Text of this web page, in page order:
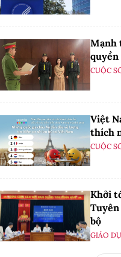
Mạnh
CUỘC
Việt
thích
CUỘC
Khởi
bộ
GIÁO